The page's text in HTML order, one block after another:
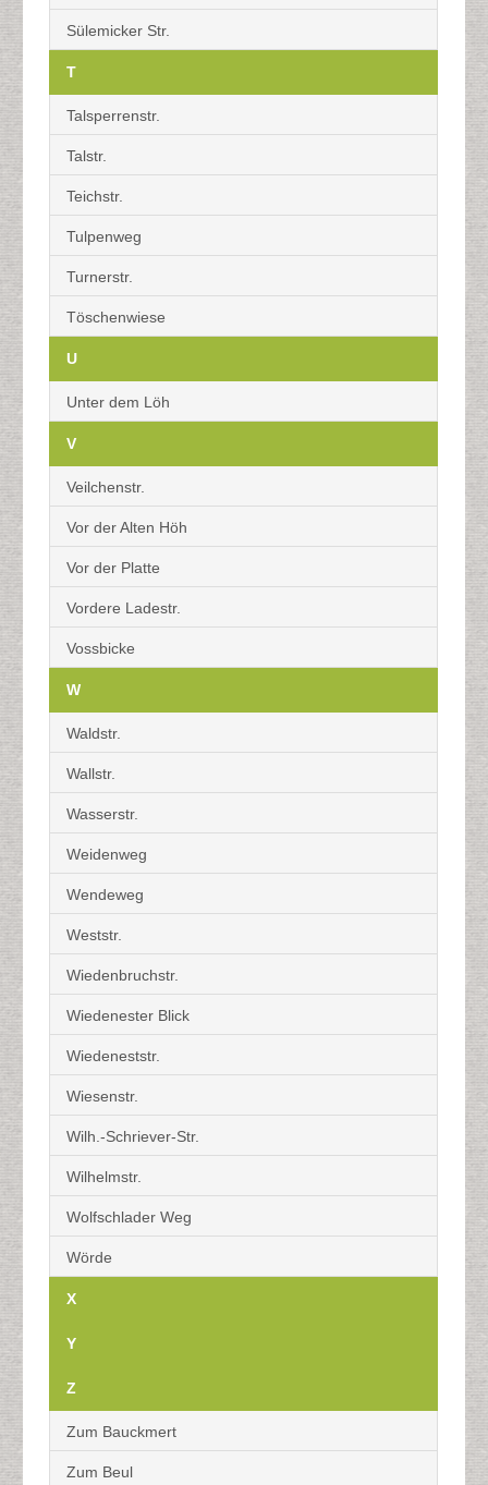
Sülemicker Str.
T
Talsperrenstr.
Talstr.
Teichstr.
Tulpenweg
Turnerstr.
Töschenwiese
U
Unter dem Löh
V
Veilchenstr.
Vor der Alten Höh
Vor der Platte
Vordere Ladestr.
Vossbicke
W
Waldstr.
Wallstr.
Wasserstr.
Weidenweg
Wendeweg
Weststr.
Wiedenbruchstr.
Wiedenester Blick
Wiedeneststr.
Wiesenstr.
Wilh.-Schriever-Str.
Wilhelmstr.
Wolfschlader Weg
Wörde
X
Y
Z
Zum Bauckmert
Zum Beul